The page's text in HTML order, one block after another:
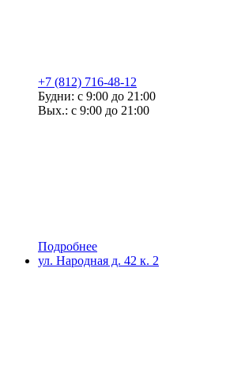
+7 (812) 716-48-12
Будни: с 9:00 до 21:00
Вых.: с 9:00 до 21:00
Подробнее
ул. Народная д. 42 к. 2